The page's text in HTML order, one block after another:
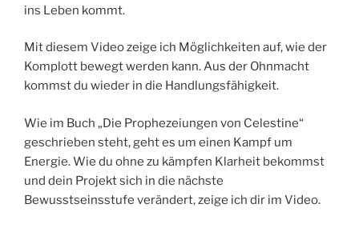
ins Leben kommt.
Mit diesem Video zeige ich Möglichkeiten auf, wie der
Komplott bewegt werden kann. Aus der Ohnmacht
kommst du wieder in die Handlungsfähigkeit.
Wie im Buch „Die Prophezeiungen von Celestine“
geschrieben steht, geht es um einen Kampf um
Energie. Wie du ohne zu kämpfen Klarheit bekommst
und dein Projekt sich in die nächste
Bewusstseinsstufe verändert, zeige ich dir im Video.